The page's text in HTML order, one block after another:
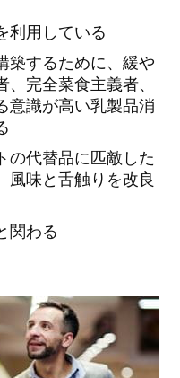
利用している
築するために、緩や
完全菜食主義者、
意識が高い乳製品消
の代替品に匹敵した
風味と舌触りを改良
関わる